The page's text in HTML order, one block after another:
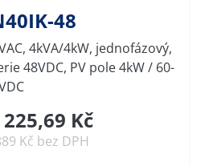
48
4kVA/4kW, jednofázový,
48VDC, PV pole 4kW / 60-
Kč
Kč bez DPH